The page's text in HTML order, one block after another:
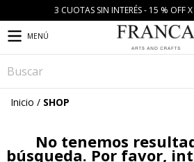
3 CUOTAS SIN INTERÉS - 15 % OFF
MENÚ
Inicio / SHOP
No tenemos
búsqueda. Por favor,